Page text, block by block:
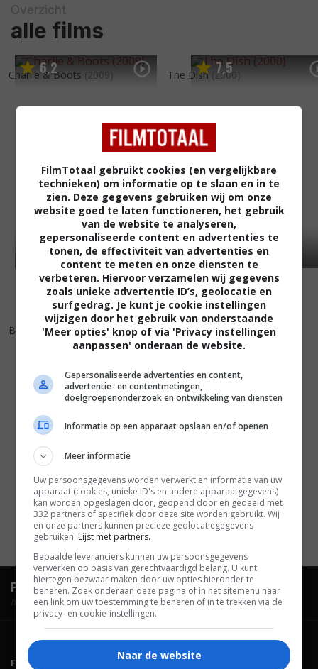
Overzicht
alle films
6,2
Charlie & Boots (2009) 7,5
The Dish (2000)
4,3
Brilliant Lies (1996)
FilmTotaal.Hét online filmoverzicht.
hosted by
FILMTOTAAL
FilmTotaal gebruikt cookies (en vergelijkbare
technieken) om informatie op te slaan en in te
zien. Deze gegevens gebruiken wij om onze
website goed te laten functioneren, het gebruik
van de website te analyseren,
gepersonaliseerde content en advertenties te
tonen, de effectiviteit van advertenties en
content te meten en onze diensten te
verbeteren. Hiervoor verzamelen wij gegevens
zoals unieke advertentie ID’s, geolocatie en
surfgedrag. Je kunt je cookie instellingen
wijzigen door het gebruik van onderstaande
'Meer opties' knop of via 'Privacy instellingen
aanpassen' onderaan de website.
Gepersonaliseerde advertenties en content,
advertentie- en contentmetingen,
doelgroepenonderzoek en ontwikkeling van diensten
Informatie op een apparaat opslaan en/of openen
Meer informatie
Uw persoonsgegevens worden verwerkt en informatie van uw
apparaat (cookies, unieke ID's en andere apparaatgegevens)
kan worden opgeslagen door, geopend door en gedeeld met
332 partners of specifiek door deze site worden gebruikt. Wij
en onze partners kunnen precieze geolocatiegegevens
gebruiken. Lijst met partners.
Bepaalde leveranciers kunnen uw persoonsgegevens
verwerken op basis van gerechtvaardigd belang. U kunt
hiertegen bezwaar maken door uw opties hieronder te
beheren. Zoek onderaan deze pagina of in het sitemenu naar
een link om uw toestemming te beheren of in te trekken via de
privacy- en cookie-instellingen.
Naar de website